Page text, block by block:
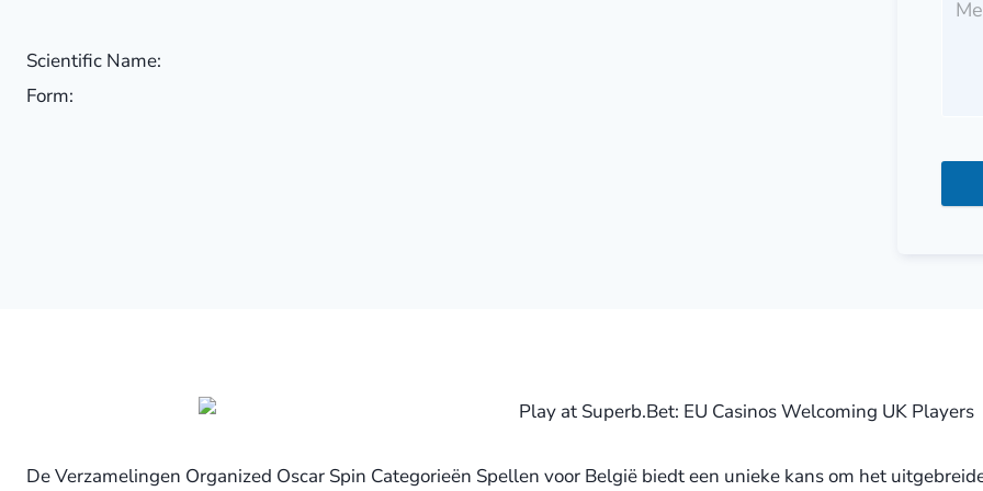
Scientific Name:
Form:
De Verzamelingen Organized Oscar Spin Categorieën Spellen voor België biedt een unieke kans om het